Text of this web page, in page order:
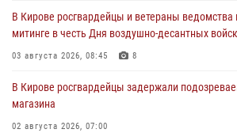
В Кирове росгвардейцы и ветераны ведомства
митинге в честь Дня воздушно-десантных войск
03 августа 2026, 08:45 8
В Кирове росгвардейцы задержали
магазина
02 августа 2026, 07:00